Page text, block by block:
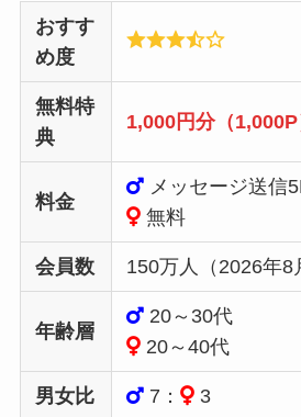
おすす
め度
無料特
典
1,000円分（1,000P
料金
メッセージ送信
無料
会員数 150万人（2026年8
年齢層
20～30代
20～40代
男女比 7： 3